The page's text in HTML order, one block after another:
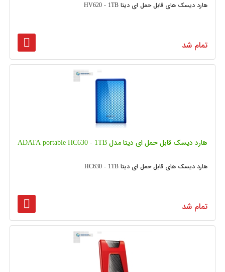
هارد دیسک های قابل حمل ای دیتا HV620 - 1TB
تمام شد
هارد دیسک قابل حمل ای دیتا مدل ADATA portable HC630 - 1TB
هارد دیسک های قابل حمل ای دیتا HC630 - 1TB
تمام شد